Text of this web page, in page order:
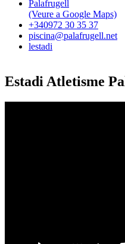
Palafrugell
(Veure a Google Maps)
+340972 30 35 37
piscina@palafrugell.net
lestadi
Estadi Atletisme